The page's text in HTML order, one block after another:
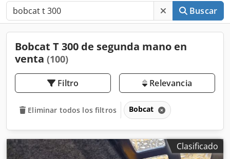
Buscar
Bobcat T 300 de segunda mano en
venta (100)
Filtro Relevancia
Eliminar todos los filtros Bobcat
Clasificado